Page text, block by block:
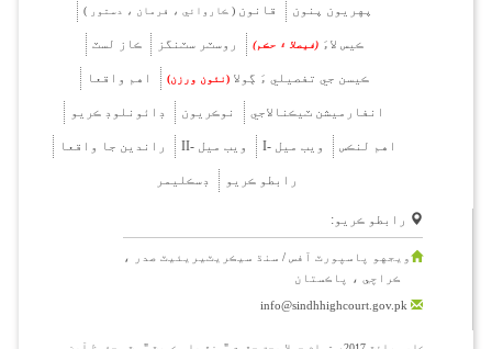
پهريون پنون قانون( ڪاروائي ، فرمان ، دستور )
ڪيس لاءَ(فيصلا ۽ حڪم) روسٽر سٽنگز ڪاز لسٽ
ڪيسن جي تفصيلي ءَ ڳولا(نئون ورزن) اهم واقعا
انفارميشن ٽيڪنالاجي نوڪريون ڊائونلوڊ ڪريو
اهم لنڪس ويب ميل -I ويب ميل -II راندين جا واقعا
رابطو ڪريو ڊسڪليمر
رابطو ڪريو:
ويجهو پاسپورٽ آفس / سنڌ سيڪريٽيريئيٽ صدر ،
ڪراچي ، پاڪستان
info@sindhhighcourt.gov.pk